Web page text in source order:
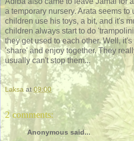
a temporary nursery. Arata seems to
children use his toys, a bit, and it's
children always start to do
they get used to each other. Well,
'share' and enjoy together. They
usually can't stop them...
Laksa at 09:00
2 comments:
Anonymous said...